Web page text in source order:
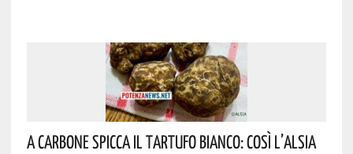
A Carbone Spicca Il Tartufo Bianco: Così L’Alsia